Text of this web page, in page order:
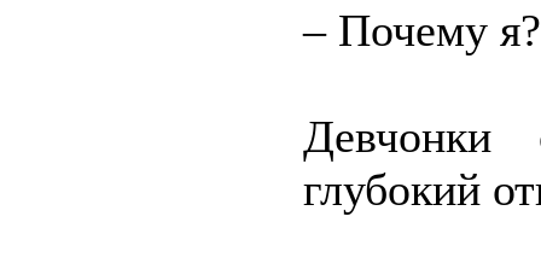
– Почему
глубокий